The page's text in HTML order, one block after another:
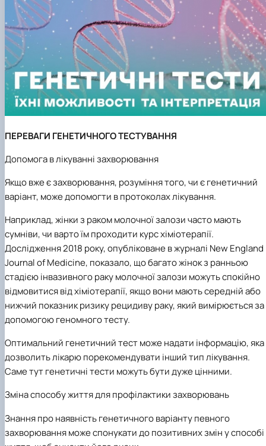
ПЕРЕВАГИ ГЕНЕТИЧНОГО ТЕСТУВАННЯ
Допомога в лікуванні захворювання
Якщо вже є захворювання, розуміння того, чи є генетичний
варіант, може допомогти в протоколах лікування.
Наприклад, жінки з раком молочної залози часто мають
сумніви, чи варто їм проходити курс хіміотерапії.
Дослідження 2018 року, опубліковане в журналі New England
Journal of Medicine, показало, що багато жінок з ранньою
стадією інвазивного раку молочної залози можуть спокійно
відмовитися від хіміотерапії, якщо вони мають середній або
нижчий показник ризику рецидиву раку, який вимірюється за
допомогою геномного тесту.
Оптимальний генетичний тест може надати інформацію, яка
дозволить лікарю порекомендувати інший тип лікування.
Саме тут генетичні тести можуть бути дуже цінними.
Зміна способу життя для профілактики захворювань
Знання про наявність генетичного варіанту певного
захворювання може спонукати до позитивних змін у способі